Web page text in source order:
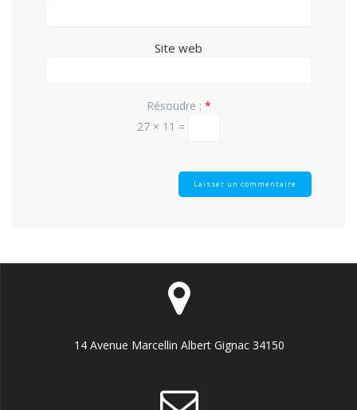
Site web
Résoudre : *
27 × 11 =
14 Avenue Marcellin Albert Gignac 34150